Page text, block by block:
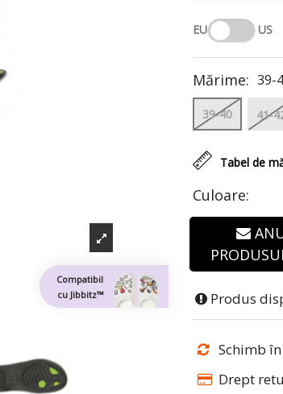
Compatibil
cu Jibbitz™
EU US
Culoare:
Tabel de
Mărime: 39-
39-40 41-
Produs
Schimb
Drept